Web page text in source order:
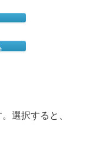
選択すると、